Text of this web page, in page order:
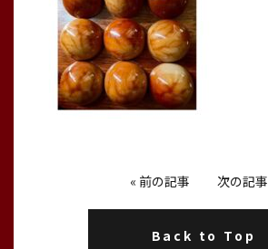
« 前の記事 次の記事
Back to Top